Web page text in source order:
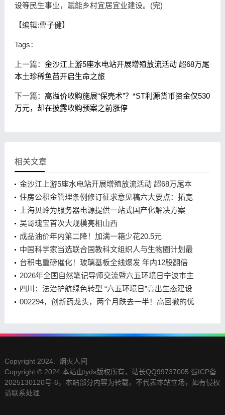
设等民生事业，赋能乡村宜居宜业建设。(完)
【编辑:曹子健】
Tags：
上一篇： 金沙江上游5座水电站开展增殖放流活动 超68万尾
本土珍稀鱼苗开启生命之旅
下一篇： 高溢价收购施展“保壳术”？*ST利源货币资金仅530
万元，却在披露收购预案之前涨停
相关文章
金沙江上游5座水电站开展增殖放流活动 超68万尾本
土珍稀鱼苗开启生命之旅
住房公积金管理条例修订征求意见稿六大要点：拓宽
使用范围、扩大缴存覆盖面
上海贝岭为服务器电源提供一站式国产化解决方案
吴哥瑰宝首次大规模亮相山西
成品油价年内第二降！加满一箱少花20.5元
中国科学家当选联合国教科文组织人与生物圈计划最
高决策机构主席
台积电重磅催化！玻璃基板全线爆发 年内12股翻倍
2026年全国自然笔记导师交流暨六五环境日宁波市主
场活动成功举办
四川：法治护航绿色转型 “六五环境日”亮出生态建设
亮眼答卷
002294，创新药龙头，两个月跌去一半！高回撤的优
Copyright 2024. 烟火人间
Copyright © 2024 本站由tyds版权所有，站长QQ99737005. 蜀ICP备
2025130120号-6，本站部分内容为转载，不代表本站立场，如有侵权
请联系处理